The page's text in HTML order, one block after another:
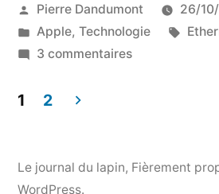
Publié
par
Pierre Dandumont
26/
Publié
dans
Apple, Technologie
3 commentairessur
pour
des
1 2
Le journal du lapin, Fièrement
WordPress.